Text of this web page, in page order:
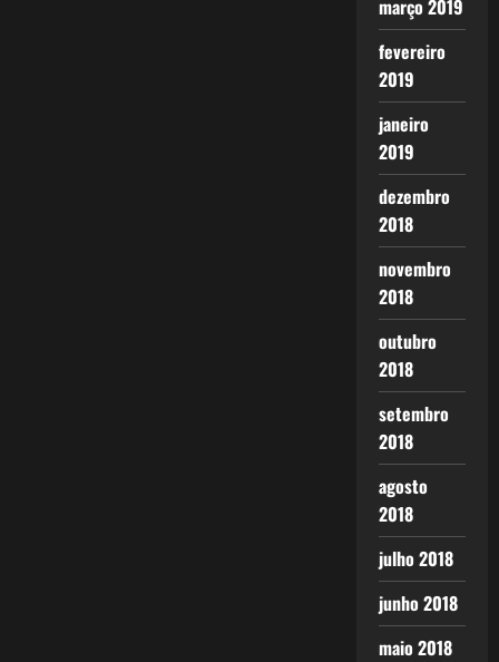
março 2019
fevereiro
2019
janeiro
2019
dezembro
2018
novembro
2018
outubro
2018
setembro
2018
agosto
2018
julho 2018
junho 2018
maio 2018